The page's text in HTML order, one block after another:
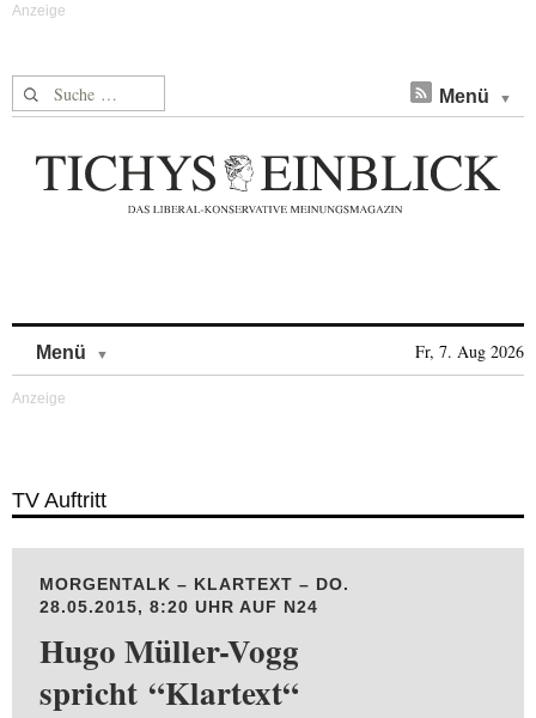
Suche nach: Menü
Menü Fr, 7. Aug 2026
TV Auftritt
MORGENTALK – KLARTEXT – DO.
28.05.2015, 8:20 UHR AUF N24
Hugo Müller-Vogg
spricht “Klartext“